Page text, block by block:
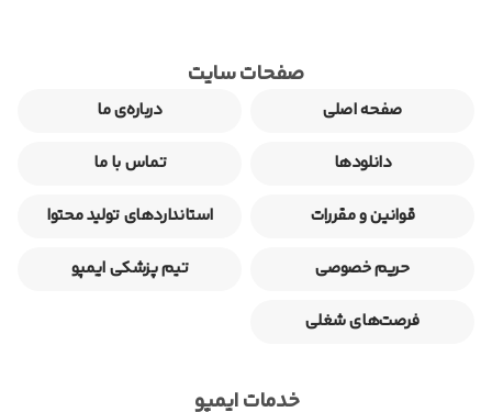
صفحات سایت
صفحه اصلی
فرصت‌های شغلی
دانلودها
درباره‌ی ما
تماس با ما
قوانین و مقررات استانداردهای تولید محتوا
حریم خصوصی تیم پزشکی ایمپو
خدمات ایمپو